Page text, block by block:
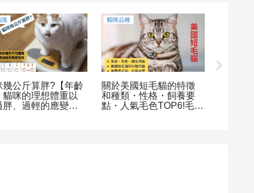
品種
肯貓的個性與特徵?
毛色與容易罹患的
生病
為什麼貓咪一直掉毛?掉
毛的主要原因。哪些症
狀須就醫?應該如何有效